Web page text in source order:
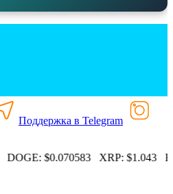
Поддержка в Telegram
DOGE:$0.070583 XRP:$1.043